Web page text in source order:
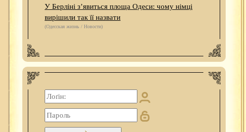
У Берліні з’явиться площа Одеси: чому німці
вирішили так її назвати
(Одесская жизнь / Новости)